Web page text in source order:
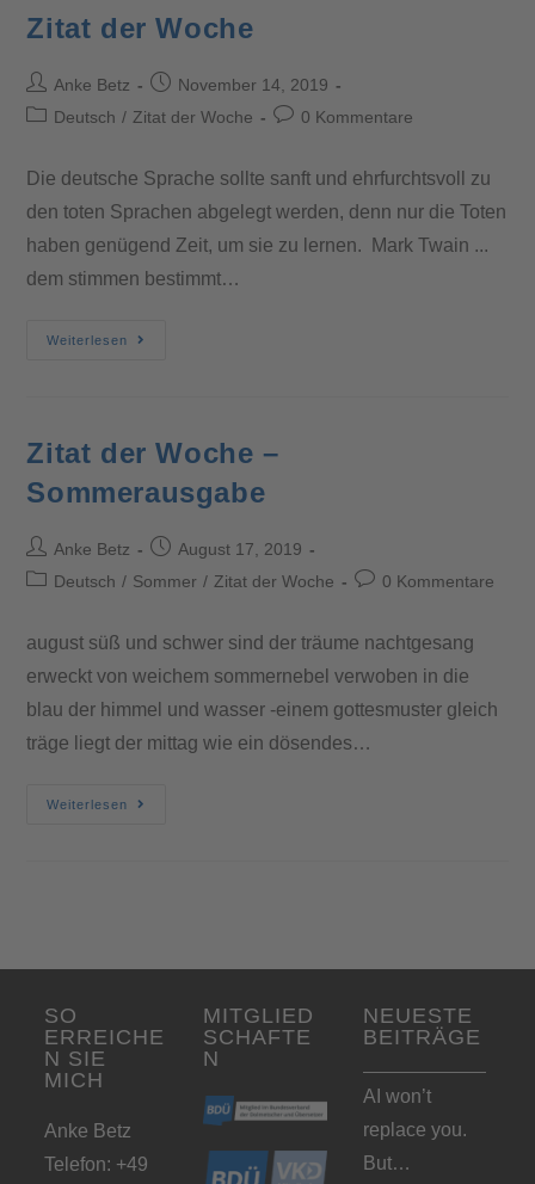
Zitat der Woche
Anke Betz
November 14, 2019
Deutsch / Zitat der Woche 0 Kommentare
Die deutsche Sprache sollte sanft und ehrfurchtsvoll zu
den toten Sprachen abgelegt werden, denn nur die Toten
haben genügend Zeit, um sie zu lernen. Mark Twain ...
dem stimmen bestimmt…
Weiterlesen
Zitat der Woche –
Sommerausgabe
Anke Betz
August 17, 2019
Deutsch / Sommer / Zitat der Woche 0 Kommentare
august süß und schwer sind der träume nachtgesang
erweckt von weichem sommernebel verwoben in die
blau der himmel und wasser -einem gottesmuster gleich
träge liegt der mittag wie ein dösendes…
Weiterlesen
SO
ERREICHE
N SIE
MICH
Anke Betz
Telefon: +49
MITGLIED
SCHAFTE
N
NEUESTE
BEITRÄGE
AI won’t
replace you.
But…